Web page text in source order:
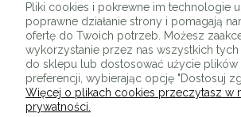
Pliki cookies i pokrewne im technologie
poprawne działanie strony i pomagają
ofertę do Twoich potrzeb. Możesz
wykorzystanie przez nas wszystkich
do sklepu lub dostosować użycie plików
preferencji, wybierając opcję "Dostosuj
Więcej o plikach cookies przeczytasz w
prywatności.